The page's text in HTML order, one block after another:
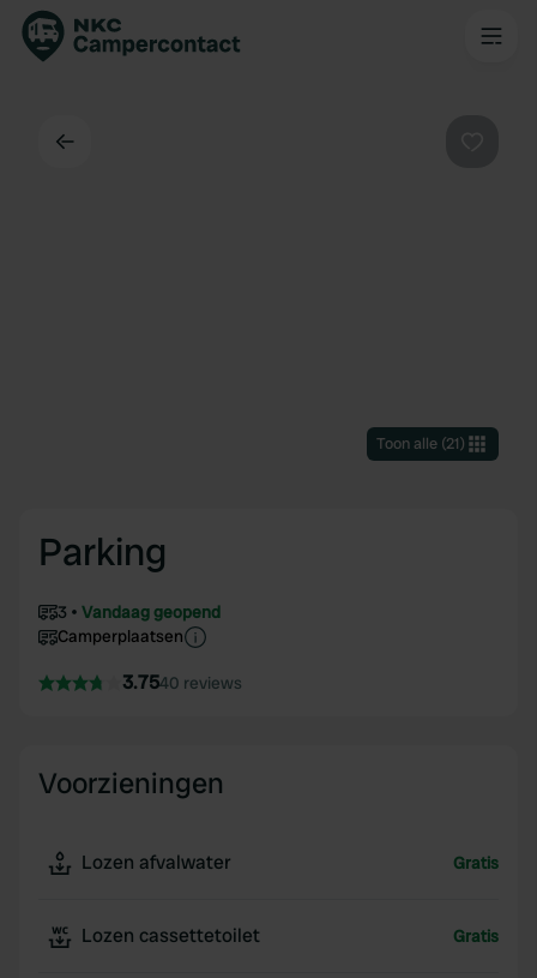
Toon alle(21)
Parking
3
Vandaag geopend
Camperplaatsen
3.7540 reviews
Voorzieningen
Lozen afvalwater Gratis
Lozen cassettetoilet Gratis